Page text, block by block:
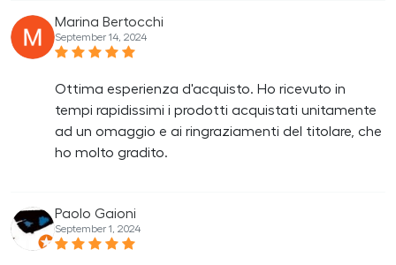
Marina Bertocchi
September 14, 2024
Ottima esperienza d'acquisto. Ho ricevuto in
tempi rapidissimi i prodotti acquistati unitamente
ad un omaggio e ai ringraziamenti del titolare, che
ho molto gradito.
Paolo Gaioni
September 1, 2024